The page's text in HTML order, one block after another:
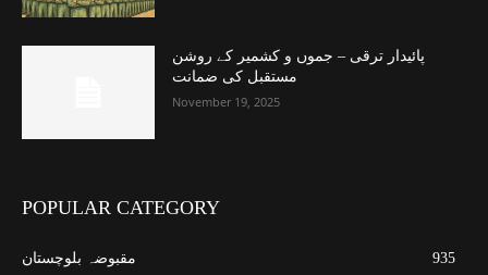
پائیدار ترقی – جموں و کشمیر کے روشن
مستقبل کی ضمانت
November 19, 2025
POPULAR CATEGORY
مقبوضہ بلوچستان
935